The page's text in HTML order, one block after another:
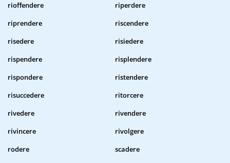
rioffendere
riperdere
riprendere
riscendere
risedere
risiedere
rispendere
risplendere
rispondere
ristendere
risuccedere
ritorcere
rivedere
rivendere
rivincere
rivolgere
rodere
scadere